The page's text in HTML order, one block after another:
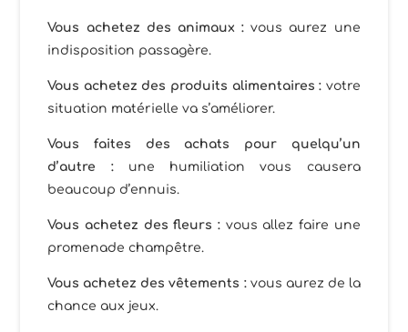
Vous achetez des animaux :vous aurez une
indisposition passagère.
Vous achetez des produits alimentaires : votre
situation matérielle va s’améliorer.
Vous faites des achats pour quelqu’un
d’autre : une humiliation vous causera
beaucoup d’ennuis.
Vous achetez des fleurs : vous allez faire une
promenade champêtre.
Vous achetez des vêtements : vous aurez de la
chance aux jeux.